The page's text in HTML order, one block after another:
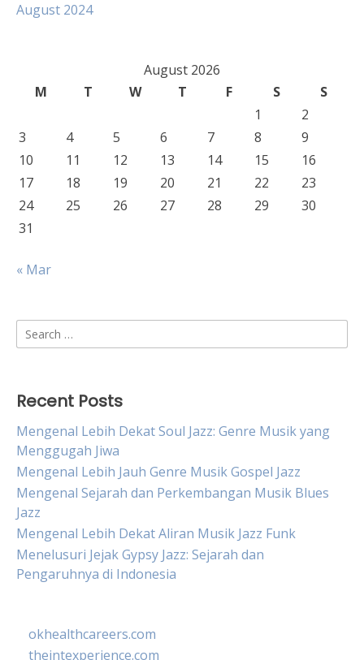
August 2024
August 2026
M
T W T F S
S
1
2
3
4 5 6 7 8
9
10
11 12 13 14 15
16
17
18 19 20 21 22
23
24
25 26 27 28 29
30
31
« Mar
Search
for:
Recent Posts
Mengenal Lebih Dekat Soul Jazz: Genre Musik yang
Menggugah Jiwa
Mengenal Lebih Jauh Genre Musik Gospel Jazz
Mengenal Sejarah dan Perkembangan Musik Blues
Jazz
Mengenal Lebih Dekat Aliran Musik Jazz Funk
Menelusuri Jejak Gypsy Jazz: Sejarah dan
Pengaruhnya di Indonesia
okhealthcareers.com
theintexperience.com